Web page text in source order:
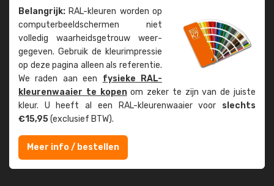
Belangrijk: RAL-kleuren worden op
computer­beeld­schermen niet
volledig waarheids­­getrouw weer­
gegeven. Gebruik de kleur­impressie
op deze pagina alleen als referentie.
We raden aan een fysieke RAL-
kleuren­waaier te kopenom zeker te zijn van de juiste
kleur. U heeft al een RAL-kleuren­waaier voor slechts
€15,95(exclusief BTW).
Meer info / bestellen